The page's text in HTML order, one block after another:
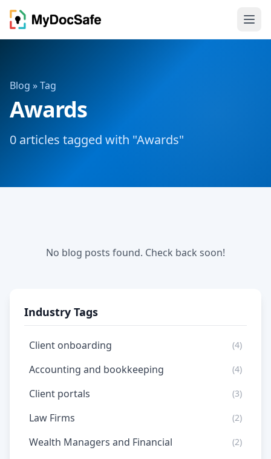
Blog » Tag
Awards
0 articles tagged with "Awards"
No blog posts found. Check back soon!
Industry Tags
Client onboarding (4)
Accounting and bookkeeping (4)
Client portals (3)
Law Firms (2)
Wealth Managers and Financial (2)